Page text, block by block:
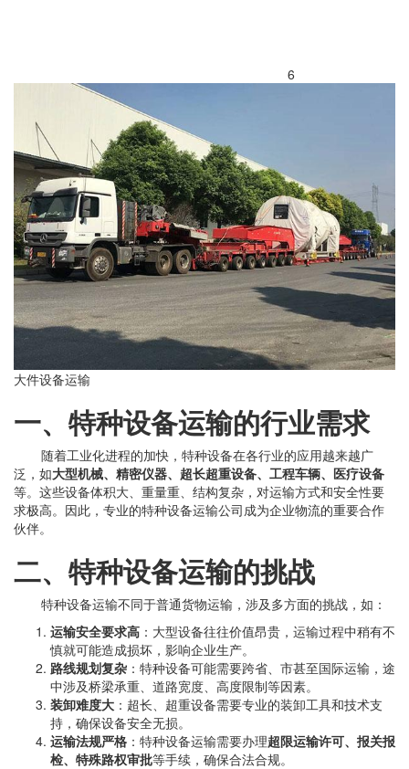
6
大件设备运输
一、特种设备运输的行业需求
随着工业化进程的加快，特种设备在各行业的应用越来越广
泛，如大型机械、精密仪器、超长超重设备、工程车辆、医疗设备
等。这些设备体积大、重量重、结构复杂，对运输方式和安全性要
求极高。因此，专业的特种设备运输公司成为企业物流的重要合作
伙伴。
二、特种设备运输的挑战
特种设备运输不同于普通货物运输，涉及多方面的挑战，如：
运输安全要求高 ：大型设备往往价值昂贵，运输过程中稍有不
慎就可能造成损坏，影响企业生产。
路线规划复杂 ：特种设备可能需要跨省、市甚至国际运输，途
中涉及桥梁承重、道路宽度、高度限制等因素。
装卸难度大 ：超长、超重设备需要专业的装卸工具和技术支
持，确保设备安全无损。
运输法规严格 ：特种设备运输需要办理超限运输许可、报关报
检、特殊路权审批等手续，确保合法合规。